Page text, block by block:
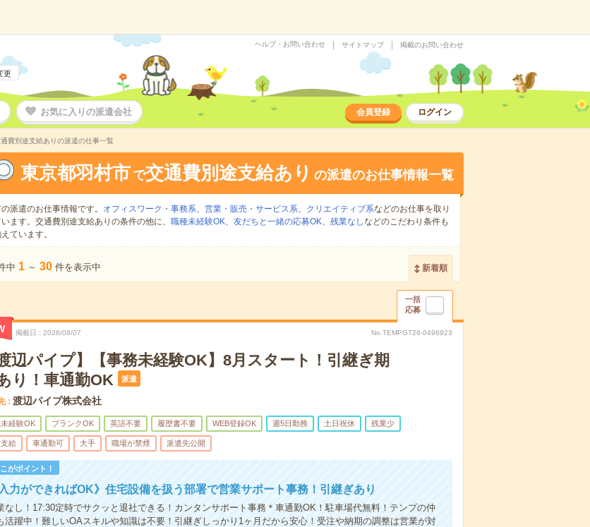
更
ヘルプ・お問い合わせ サイトマップ 掲載のお問い合わせ
お気に入りの派遣会社 会員登録 ログイン
費別途支給ありの派遣の仕事一覧
東京都羽村市 で交通費別途支給あり の派遣のお仕事情報一覧
派遣のお仕事情報です。 オフィスワーク・事務系、 営業・販売・サービス系、 クリエイティブ系などのお仕事を取り
ます。交通費別途支給ありの条件の他に、 職種未経験OK、 友だちと一緒の応募OK、 残業なしなどのこだわり条件も
ています。
中 1 ～ 30 件を表示中 新着順
一括
応募
掲載日 2026/08/07 No.TEMPGT26-0496923
渡辺パイプ】【事務未経験OK】8月スタート！引継ぎ期
り！車通勤OK
派遣
渡辺パイプ株式会社
経験OK ブランクOK 英語不要 履歴書不要 WEB登録OK 週5日勤務 土日祝休 残業少
給 車通勤可 大手 職場が禁煙 派遣先公開
がポイント！
入力ができればOK》住宅設備を扱う部署で営業サポート事務！引継ぎあり
なし！17:30定時でサクッと退社できる！カンタンサポート事務＊車通勤OK！駐車場代無料！テンプの仲
活躍中！難しいOAスキルや知識は不要！引継ぎしっかり1ヶ月だから安心！受注や納期の調整は営業が対